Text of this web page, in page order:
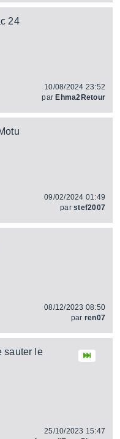
24
10/08/2024 23:52
par Ehma2Retour
09/02/2024 01:49
parstef2007
08/12/2023 08:50
par ren07
sauter le
25/10/2023 15:47